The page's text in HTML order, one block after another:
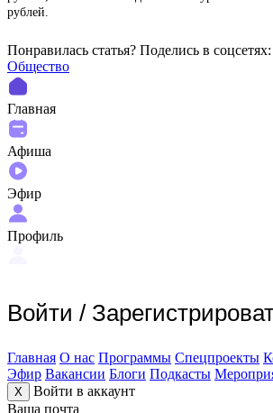
рублей.
Понравилась статья? Поделиcь в соцсетях:
Общество
Главная
Афиша
Эфир
Профиль
Войти /
Главная О нас Программы Спецпроекты
Эфир Вакансии Блоги Подкасты
X
Войти в аккаунт
Ваша почта